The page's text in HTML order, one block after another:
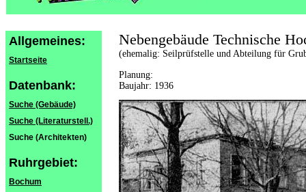
Allgemeines:
Startseite
Datenbank:
Suche (Gebäude)
Suche (Literaturstell.)
Suche (Architekten)
Ruhrgebiet:
Bochum
Nebengebäude Technische
(ehemalig: Seilprüfstelle und Abteilung für
Planung:
Baujahr: 1936